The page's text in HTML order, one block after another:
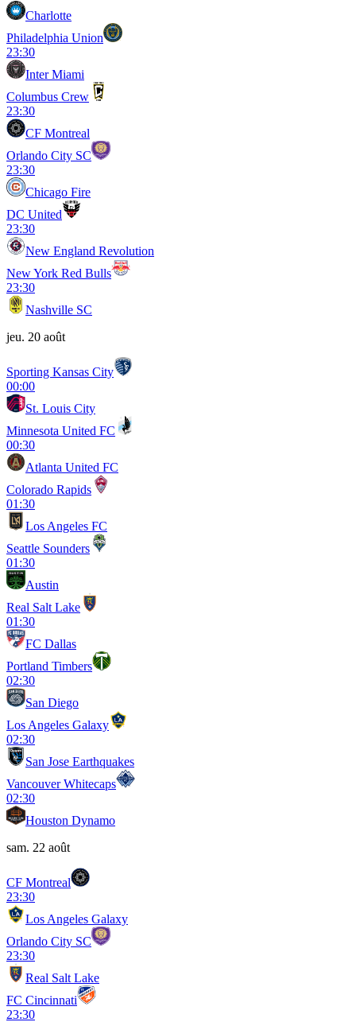
Charlotte
Philadelphia Union
23:30
Inter Miami
Columbus Crew
23:30
CF Montreal
Orlando City SC
23:30
Chicago Fire
DC United
23:30
New England Revolution
New York Red Bulls
23:30
Nashville SC
jeu. 20 août
Sporting Kansas City
00:00
St. Louis City
Minnesota United FC
00:30
Atlanta United FC
Colorado Rapids
01:30
Los Angeles FC
Seattle Sounders
01:30
Austin
Real Salt Lake
01:30
FC Dallas
Portland Timbers
02:30
San Diego
Los Angeles Galaxy
02:30
San Jose Earthquakes
Vancouver Whitecaps
02:30
Houston Dynamo
sam. 22 août
CF Montreal
23:30
Los Angeles Galaxy
Orlando City SC
23:30
Real Salt Lake
FC Cincinnati
23:30